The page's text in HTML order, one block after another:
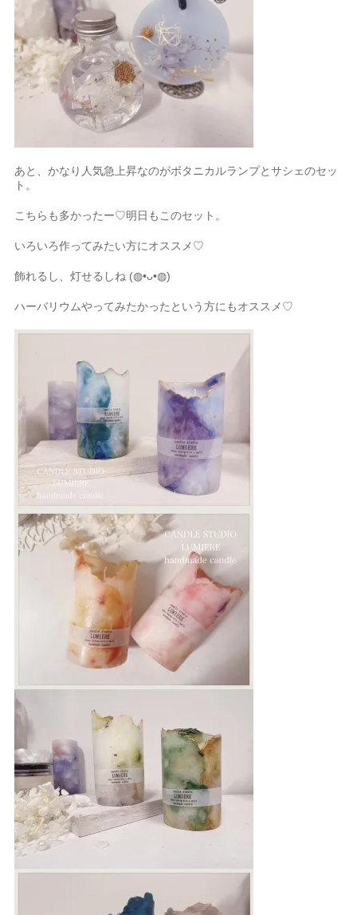
あと、かなり人気急上昇なのがボタニカルランプとサシェのセッ
ト。
こちらも多かったー♡明日もこのセット。
いろいろ作ってみたい方にオススメ♡
飾れるし、灯せるしね (◍•ᴗ•◍)
ハーバリウムやってみたかったという方にもオススメ♡